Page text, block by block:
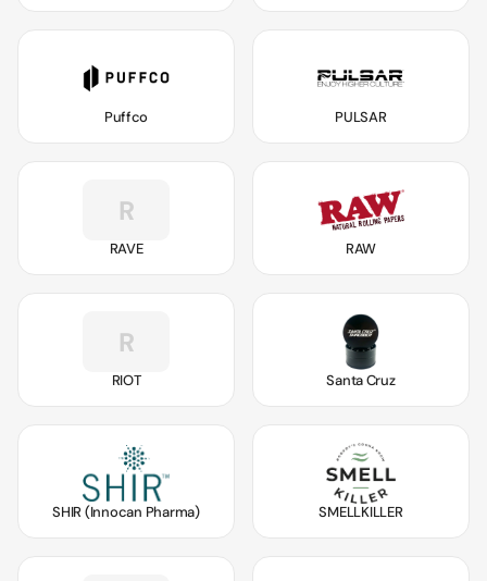
Puffco PULSAR
R
RAVE RAW
R
RIOT Santa Cruz
SHIR (Innocan Pharma) SMELLKILLER